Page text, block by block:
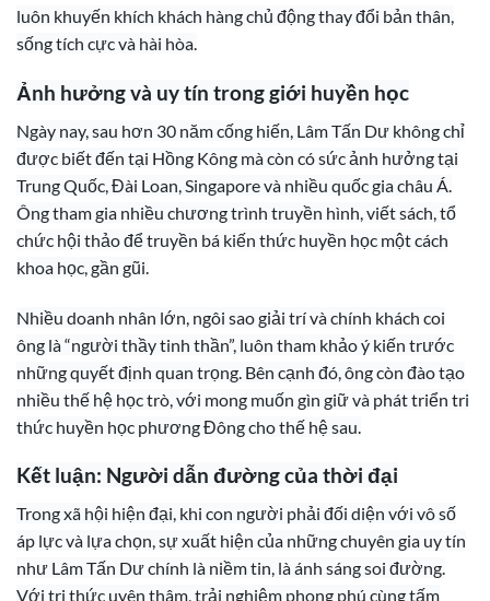
luôn khuyến khích khách hàng chủ động thay đổi bản thân,
sống tích cực và hài hòa.
Ảnh hưởng và uy tín trong giới huyền học
Ngày nay, sau hơn 30 năm cống hiến, Lâm Tấn Dư không chỉ
được biết đến tại Hồng Kông mà còn có sức ảnh hưởng tại
Trung Quốc, Đài Loan, Singapore và nhiều quốc gia châu Á.
Ông tham gia nhiều chương trình truyền hình, viết sách, tổ
chức hội thảo để truyền bá kiến thức huyền học một cách
khoa học, gần gũi.
Nhiều doanh nhân lớn, ngôi sao giải trí và chính khách coi
ông là “người thầy tinh thần”, luôn tham khảo ý kiến trước
những quyết định quan trọng. Bên cạnh đó, ông còn đào tạo
nhiều thế hệ học trò, với mong muốn gìn giữ và phát triển tri
thức huyền học phương Đông cho thế hệ sau.
Kết luận: Người dẫn đường của thời đại
Trong xã hội hiện đại, khi con người phải đối diện với vô số
áp lực và lựa chọn, sự xuất hiện của những chuyên gia uy tín
như Lâm Tấn Dư chính là niềm tin, là ánh sáng soi đường.
Với tri thức uyên thâm, trải nghiệm phong phú cùng tấm